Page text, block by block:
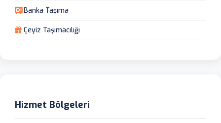
Banka Taşıma
Çeyiz Taşımacılığı
Hizmet Bölgeleri